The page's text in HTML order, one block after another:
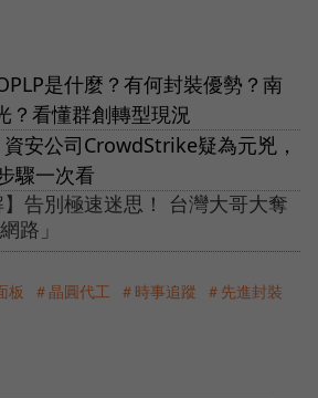
是什麼？有何封裝優勢？南
？看懂群創轉型現況
安公司CrowdStrike疑為元兇，
驟一次看
】告別極速迷思！ 台灣大哥大奪
路」
板 ＃晶圓代工 ＃時事追蹤
＃先進封裝